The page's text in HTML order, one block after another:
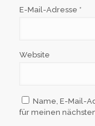
E-Mail-Adresse *
Website
Name, E-Mail-
für meinen